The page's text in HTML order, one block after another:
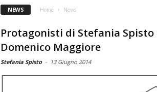
NEWS Home News
Protagonisti di Stefania Spisto
Domenico Maggiore
Stefania Spisto - 13 Giugno 2014